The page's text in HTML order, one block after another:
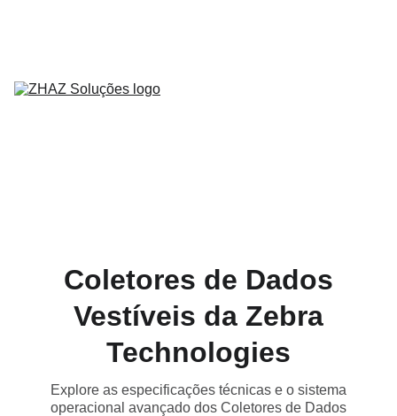
Coletores de Dados
Vestíveis da Zebra
Technologies
Explore as especificações técnicas e o sistema
operacional avançado dos Coletores de Dados